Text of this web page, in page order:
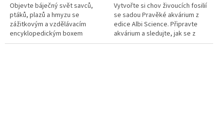
Objevte báječný svět savců,
ptáků, plazů a hmyzu se
zážitkovým a vzdělávacím
encyklopedickým boxem
Mláďata - Objevuj svět!.
Vytvořte si chov živoucích fosilií
se sadou Pravěké akvárium z
edice Albi Science. Připravte
akvárium a sledujte, jak se z
vajíček líhnou prastaří triopsi –